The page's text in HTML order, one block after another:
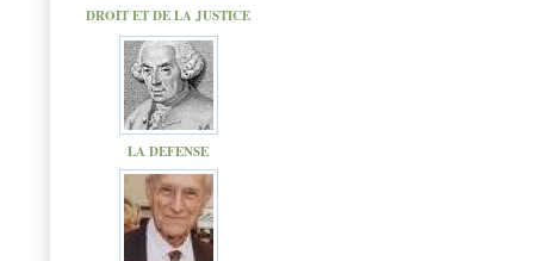
DROIT ET DE LA JUSTICE
LA DEFENSE